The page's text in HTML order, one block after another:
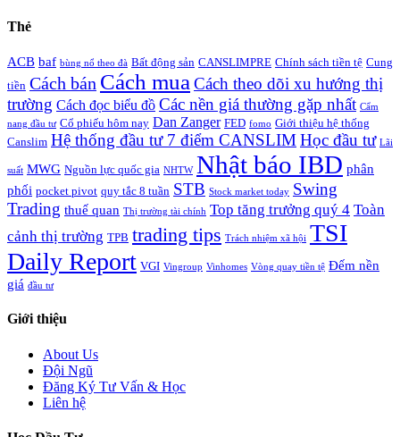
Thẻ
ACB baf bùng nổ theo đà Bất động sản CANSLIMPRE Chính sách tiền tệ Cung
tiền Cách bán Cách mua Cách theo dõi xu hướng thị
trường Cách đọc biểu đồ Các nền giá thường gặp nhất Cẩm
nang đầu tư Cổ phiếu hôm nay Dan Zanger FED fomo Giới thiệu hệ thống
Canslim Hệ thống đầu tư 7 điểm CANSLIMHọc đầu tư Lãi
suất MWG Nguồn lực quốc gia NHTW Nhật báo IBD phân
phối pocket pivot quy tắc 8 tuần STB Stock market today Swing
Trading thuế quan Thị trường tài chính Top tăng trưởng quý 4 Toàn
cảnh thị trường TPB trading tips Trách nhiệm xã hội TSI
Daily Report VGI Vingroup Vinhomes Vòng quay tiền tệ Đếm nền
giá đầu tư
Giới thiệu
About Us
Đội Ngũ
Đăng Ký Tư Vấn & Học
Liên hệ